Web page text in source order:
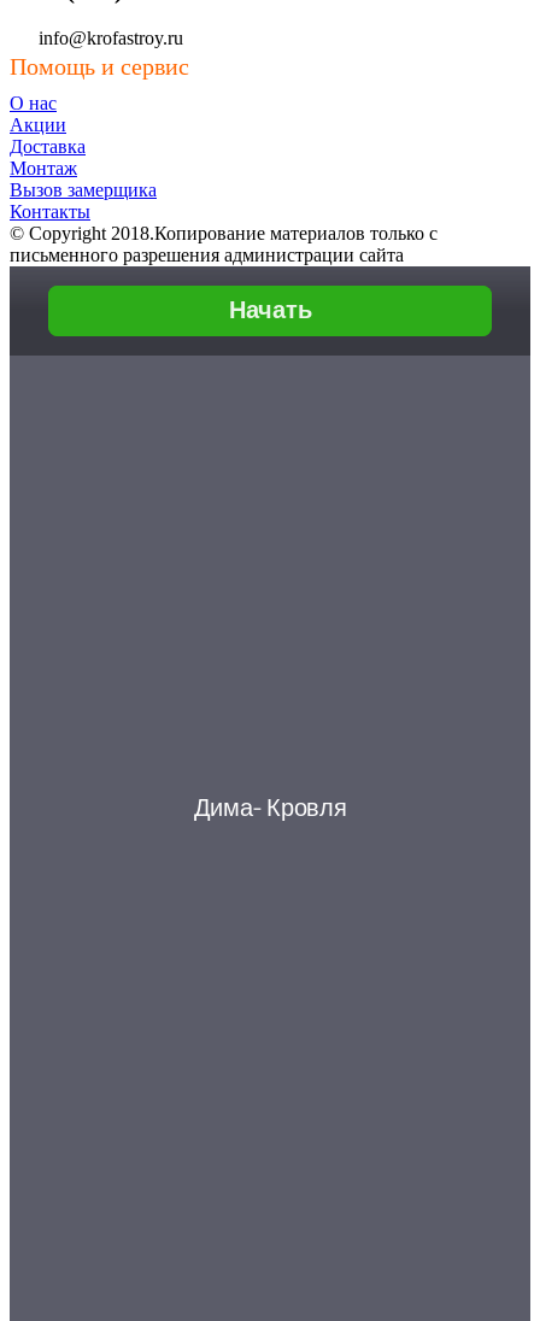
info@krofastroy.ru
Помощь и сервис
О нас
Акции
Доставка
Монтаж
Вызов замерщика
Контакты
© Copyright 2018.Копирование материалов только с
письменного разрешения администрации сайта